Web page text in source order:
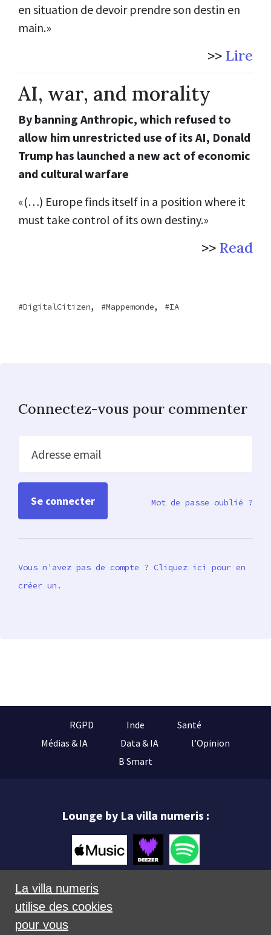
en situation de devoir prendre son destin en
main.»
>> Lire
AI, war, and morality
By banning Anthropic, which refused to
allow him unrestricted use of its AI, Donald
Trump has launched a new act of economic
and cultural warfare
«(…) Europe finds itself in a position where it
must take control of its own destiny.»
>> Read
DigitalCitizen, Mappemonde, IA
Connectez-vous pour commenter
Adresse email
Mot de passe oublié ?
Vous n'avez pas de compte ? Cliquez ici pour en
créer un.
RGPD Inde
Santé
Médias & IA
Data & IA
l’Opinion
B Smart
Lounge by La villa numeris :
La villa numeris
utilise des cookies
pour vous